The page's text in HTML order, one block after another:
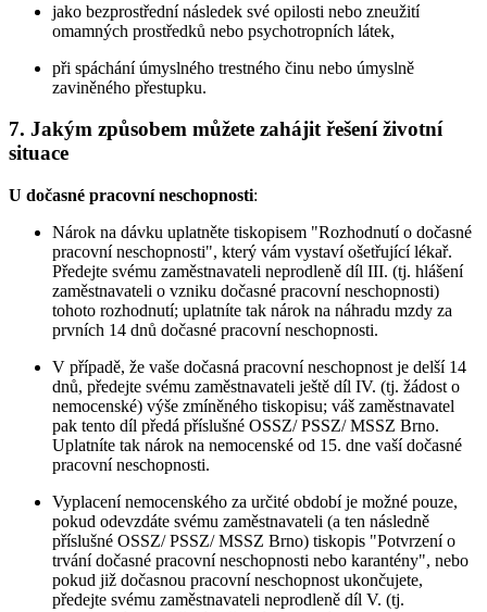
jako bezprostřední následek své opilosti nebo zneužití
omamných prostředků nebo psychotropních látek,
při spáchání úmyslného trestného činu nebo úmyslně
zaviněného přestupku.
7. Jakým způsobem můžete zahájit řešení životní
situace
U dočasné pracovní neschopnosti:
Nárok na dávku uplatněte tiskopisem "Rozhodnutí o dočasné
pracovní neschopnosti", který vám vystaví ošetřující lékař.
Předejte svému zaměstnavateli neprodleně díl III. (tj. hlášení
zaměstnavateli o vzniku dočasné pracovní neschopnosti)
tohoto rozhodnutí; uplatníte tak nárok na náhradu mzdy za
prvních 14 dnů dočasné pracovní neschopnosti.
V případě, že vaše dočasná pracovní neschopnost je delší 14
dnů, předejte svému zaměstnavateli ještě díl IV. (tj. žádost o
nemocenské) výše zmíněného tiskopisu; váš zaměstnavatel
pak tento díl předá příslušné OSSZ/ PSSZ/ MSSZ Brno.
Uplatníte tak nárok na nemocenské od 15. dne vaší dočasné
pracovní neschopnosti.
Vyplacení nemocenského za určité období je možné pouze,
pokud odevzdáte svému zaměstnavateli (a ten následně
příslušné OSSZ/ PSSZ/ MSSZ Brno) tiskopis "Potvrzení o
trvání dočasné pracovní neschopnosti nebo karantény", nebo
pokud již dočasnou pracovní neschopnost ukončujete,
předejte svému zaměstnavateli neprodleně díl V. (tj.